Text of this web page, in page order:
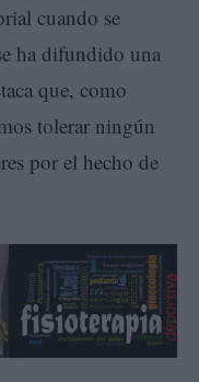
cuando se
ha difundido una
que, como
tolerar ningún
por el hecho de